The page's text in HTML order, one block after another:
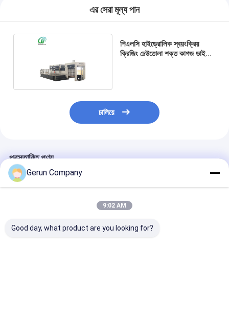
এর সেরা মূল্য পান
পিএলসি হাইড্রোলিক স্বয়ংক্রিয়
ক্রিজিং ঢেউতোলা শক্ত কাগজ ডাই
চালিয়ে
প্রস্তাবিত পণ্য
Gerun Company
9:02 AM
Good day, what product are you looking for?